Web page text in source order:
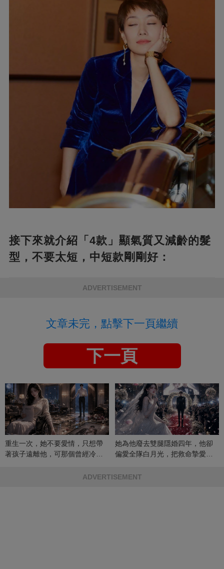
接下來就介紹「4款」顯氣質又減齡的髮
型，不要太短，中短款剛剛好：
ADVERTISEMENT
文章未完，點擊下一頁繼續
下一頁
重生一次，她不要愛情，只想帶
著孩子遠離他，可那個曾經冷漠
她為他廢去雙腿隱婚四年，他卻
偏愛全隊白月光，把救命摯愛當
ADVERTISEMENT